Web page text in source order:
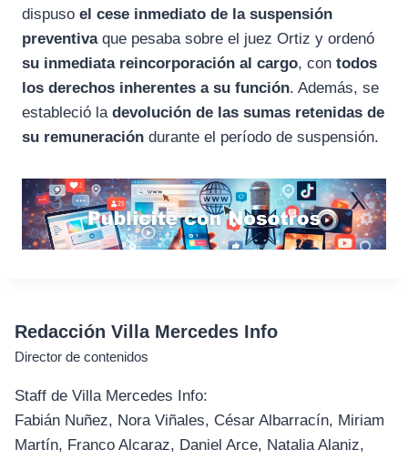
dispuso el cese inmediato de la suspensión
preventivaque pesaba sobre el juez Ortiz y ordenó
su inmediata reincorporación al cargo, con todos
los derechos inherentes a su función. Además, se
estableció la devolución de las sumas retenidas de
su remuneración durante el período de suspensión.
Redacción Villa Mercedes Info
Director de contenidos
Staff de Villa Mercedes Info:
Fabián Nuñez, Nora Viñales, César Albarracín, Miriam
Martín, Franco Alcaraz, Daniel Arce, Natalia Alaniz,